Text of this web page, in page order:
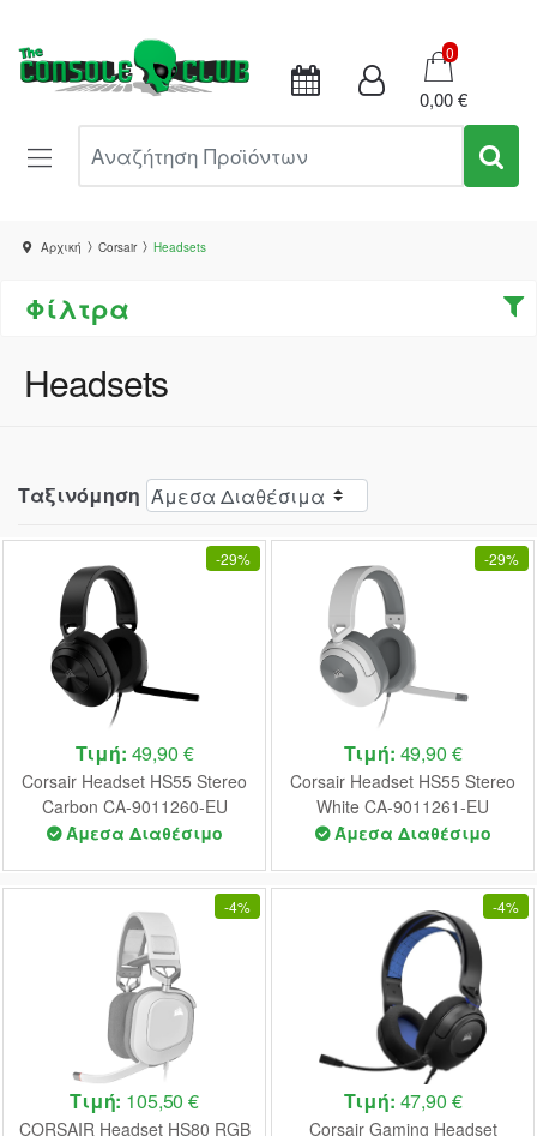
Καλάθι
0
0,00 €
Αρχική Corsair Headsets
Φίλτρα
Headsets
Ταξινόμηση
-29%
Τιμή: 49,90 €
Corsair Headset HS55 Stereo
Carbon CA-9011260-EU
Άμεσα Διαθέσιμο
-29%
Τιμή: 49,90 €
Corsair Headset HS55 Stereo
White CA-9011261-EU
Άμεσα Διαθέσιμο
-4%
Τιμή: 105,50 €
CORSAIR Headset HS80 RGB
-4%
Τιμή: 47,90 €
Corsair Gaming Headset